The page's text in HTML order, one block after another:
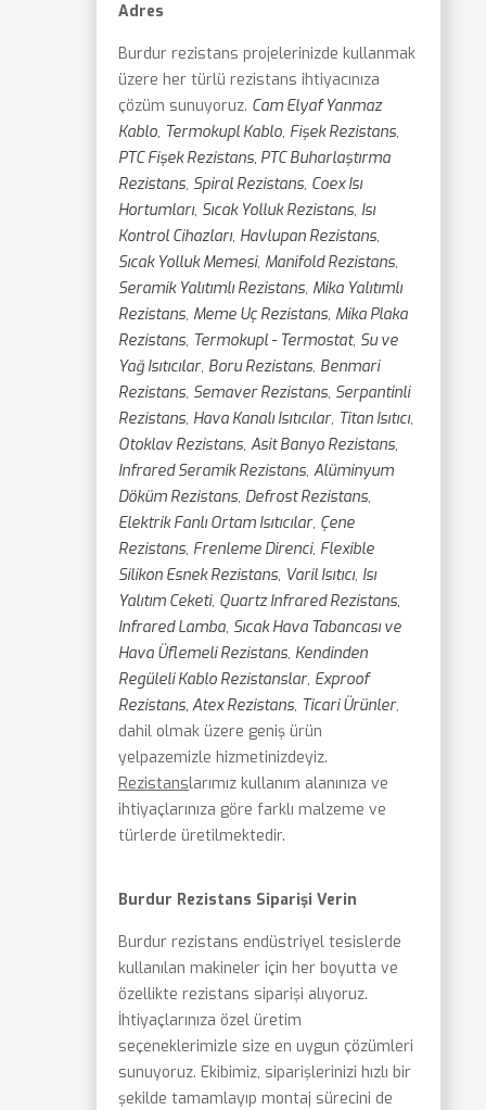
Adres
Burdur rezistans projelerinizde kullanmak
üzere her türlü rezistans ihtiyacınıza
çözüm sunuyoruz. Cam Elyaf Yanmaz
Kablo, Termokupl Kablo, Fişek Rezistans,
PTC Fişek Rezistans, PTC Buharlaştırma
Rezistans, Spiral Rezistans, Coex Isı
Hortumları, Sıcak Yolluk Rezistans, Isı
Kontrol Cihazları, Havlupan Rezistans,
Sıcak Yolluk Memesi, Manifold Rezistans,
Seramik Yalıtımlı Rezistans, Mika Yalıtımlı
Rezistans, Meme Uç Rezistans, Mika Plaka
Rezistans, Termokupl - Termostat, Su ve
Yağ Isıtıcılar, Boru Rezistans, Benmari
Rezistans, Semaver Rezistans, Serpantinli
Rezistans, Hava Kanalı Isıtıcılar, Titan Isıtıcı,
Otoklav Rezistans, Asit Banyo Rezistans,
Infrared Seramik Rezistans, Alüminyum
Döküm Rezistans, Defrost Rezistans,
Elektrik Fanlı Ortam Isıtıcılar, Çene
Rezistans, Frenleme Direnci, Flexible
Silikon Esnek Rezistans, Varil Isıtıcı, Isı
Yalıtım Ceketi, Quartz Infrared Rezistans,
Infrared Lamba, Sıcak Hava Tabancası ve
Hava Üflemeli Rezistans, Kendinden
Regüleli Kablo Rezistanslar, Exproof
Rezistans, Atex Rezistans, Ticari Ürünler,
dahil olmak üzere geniş ürün
yelpazemizle hizmetinizdeyiz.
Rezistanslarımız kullanım alanınıza ve
ihtiyaçlarınıza göre farklı malzeme ve
türlerde üretilmektedir.
Burdur Rezistans Siparişi Verin
Burdur rezistans endüstriyel tesislerde
kullanılan makineler için her boyutta ve
özellikte rezistans siparişi alıyoruz.
İhtiyaçlarınıza özel üretim
seçeneklerimizle size en uygun çözümleri
sunuyoruz. Ekibimiz, siparişlerinizi hızlı bir
şekilde tamamlayıp montaj sürecini de